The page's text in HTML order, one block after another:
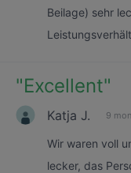
Beilage) sehr
"Excellent"
Katja J. 9
Wir waren voll
lecker, das